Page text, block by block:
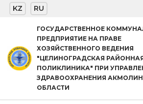
Перейти
содержимому
KZ RU
ГОСУДАРСТВЕННОЕ
ПРЕДПРИЯТИЕ НА ПРАВЕ
ХОЗЯЙСТВЕННОГО ВЕДЕНИЯ
"ЦЕЛИНОГРАДСКАЯ
ПОЛИКЛИНИКА" ПРИ
ЗДРАВООХРАНЕНИЯ
ОБЛАСТИ